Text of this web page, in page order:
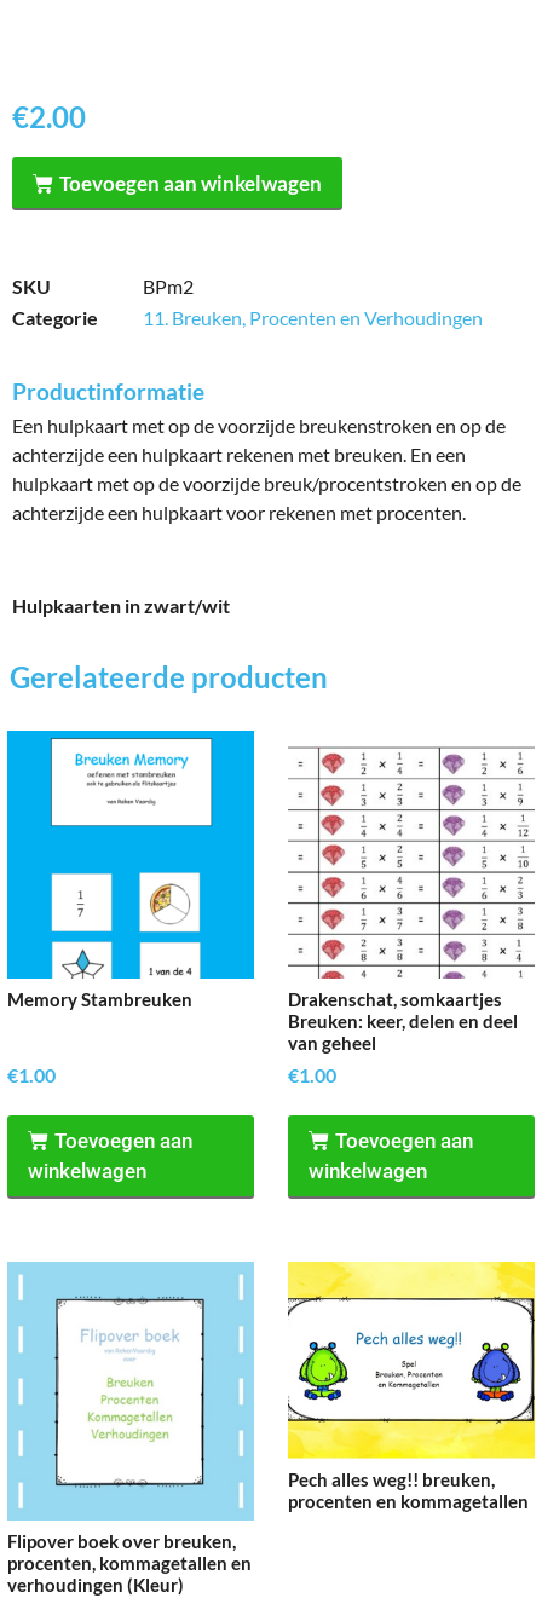
€2.00
Toevoegen aan winkelwagen
SKU
BPm2
Categorie
11. Breuken, Procenten en Verhoudingen
Productinformatie
Een hulpkaart met op de voorzijde breukenstroken en op de
achterzijde een hulpkaart rekenen met breuken. En een
hulpkaart met op de voorzijde breuk/procentstroken en op de
achterzijde een hulpkaart voor rekenen met procenten.
Hulpkaarten in zwart/wit
Gerelateerde producten
Memory Stambreuken
€1.00
Toevoegen aan
winkelwagen
Drakenschat, somkaartjes
Breuken: keer, delen en deel
van geheel
€1.00
Toevoegen aan
winkelwagen
Flipover boek over breuken,
procenten, kommagetallen en
verhoudingen (Kleur)
Pech alles weg!! breuken,
procenten en kommagetallen